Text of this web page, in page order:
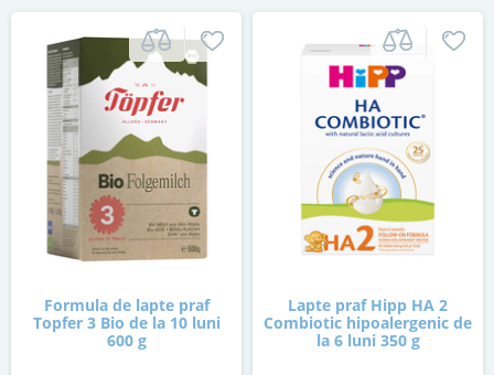
Formula de lapte praf
Topfer 3 Bio de la 10 luni
600 g
Lapte praf Hipp HA 2
Combiotic hipoalergenic de
la 6 luni 350 g